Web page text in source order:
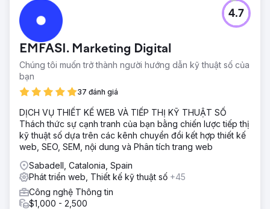
EMFASI. Marketing Digital
Chúng tôi muốn trở thành người hướng dẫn kỹ thuật số của
bạn
37 đánh giá
4.7
DỊCH VỤ THIẾT KẾ WEB VÀ TIẾP THỊ KỸ THUẬT SỐ
Thách thức sự cạnh tranh của bạn bằng chiến lược tiếp thị
kỹ thuật số dựa trên các kênh chuyển đổi kết hợp thiết kế
web, SEO, SEM, nội dung và Phân tích trang web
Sabadell, Catalonia, Spain
Phát triển web, Thiết kế kỹ thuật số +45
Công nghệ Thông tin
$1,000 - 2,500